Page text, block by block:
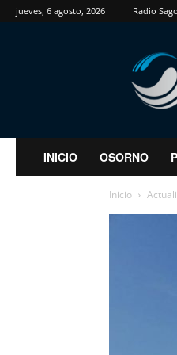
jueves, 6 agosto, 2026 Radio
INICIO OSORNO
Inicio